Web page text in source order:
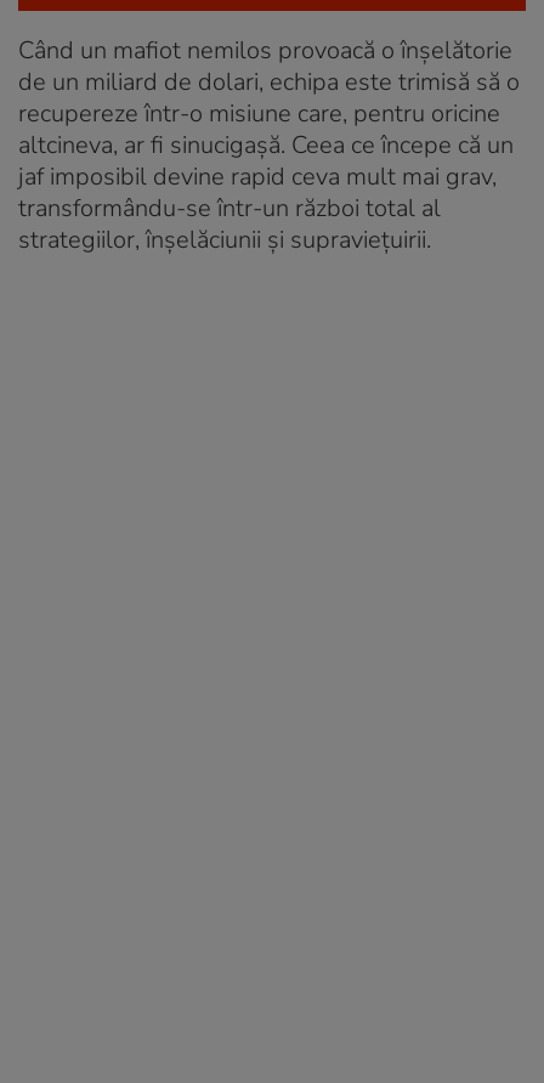
Când un mafiot nemilos provoacă o înşelătorie
de un miliard de dolari, echipa este trimisă să o
recupereze într-o misiune care, pentru oricine
altcineva, ar fi sinucigașă. Ceea ce începe că un
jaf imposibil devine rapid ceva mult mai grav,
transformându-se într-un război total al
strategiilor, înșelăciunii și supraviețuirii.